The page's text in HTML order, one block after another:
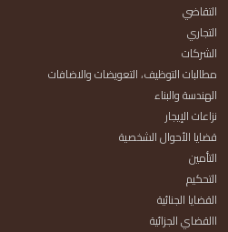
التقاضي
التجاري
الشركات
مطالبات التوظيف، التعويضات والاضافات
الهندسة والبناء
نزاعات الإيجار
قضايا الأحوال الشخصية
التأمين
التحكيم
القضايا الجنائية
االقضاي الجزائية